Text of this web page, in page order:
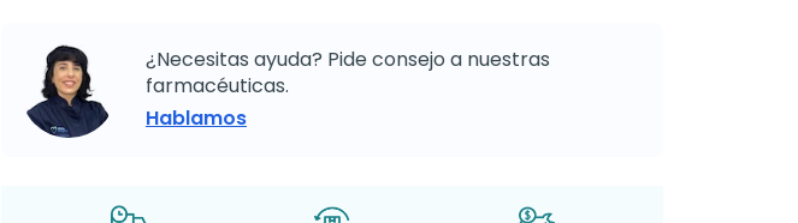
¿Necesitas ayuda? Pide consejo a nuestras
farmacéuticas.
Hablamos